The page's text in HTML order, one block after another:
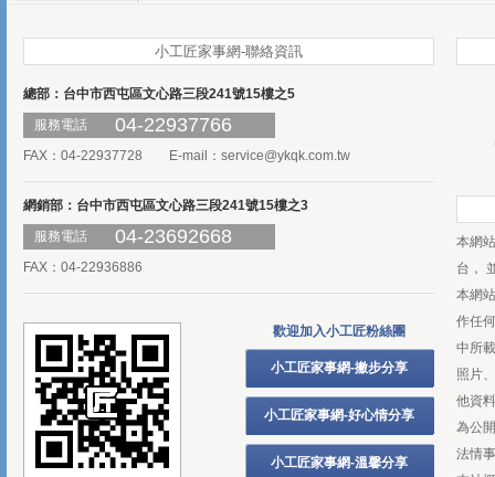
小工匠家事網-聯絡資訊
總部：台中市西屯區文心路三段241號15樓之5
服務電話
04-22937766
FAX：04-22937728 E-mail： service@ykqk.com.tw
網銷部：台中市西屯區文心路三段241號15樓之3
服務電話
04-23692668
FAX：04-22936886
歡迎加入小工匠粉絲團
小工匠家事網-撇步分享
小工匠家事網-好心情分享
小工匠家事網-溫馨分享
本網
台，
本網
作任
中所
照片
他資
為公
法情